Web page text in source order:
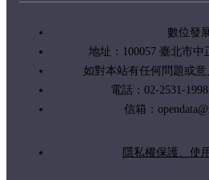
數位發
地址：100057 臺北市中
如對本站有任何問題或
電話：02-2531-
信箱：
隱私權保護、使